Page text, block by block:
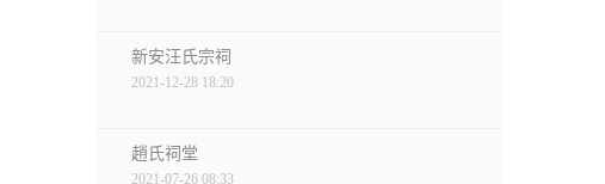
新安汪氏宗祠
2021-12-28 18:20
趙氏祠堂
2021-07-26 08:33